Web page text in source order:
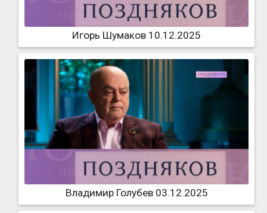
Игорь Шумаков 10.12.2025
Владимир Голубев 03.12.2025